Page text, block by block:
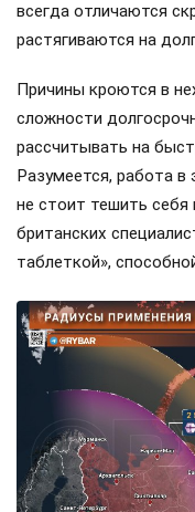
всегда отличаются
растягиваются на
Причины кроются в
сложности
рассчитывать на
Разумеется, работа в
не стоит тешить
британских
таблеткой»,